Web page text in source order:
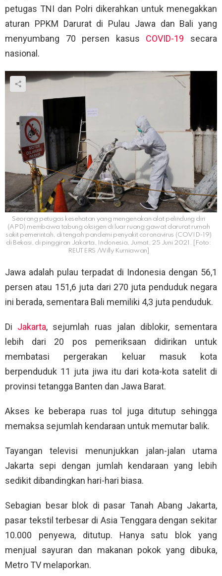
petugas TNI dan Polri dikerahkan untuk menegakkan
aturan PPKM Darurat di Pulau Jawa dan Bali yang
menyumbang 70 persen kasus COVID-19 secara
nasional.
Seorang petugas kesehatan yang mengenakan alat pelindung diri
(APD) membawa tabung oksigen di luar ruang gawat darurat rumah
sakit pemerintah, di tengah pandemi penyakit coronavirus (COVID-19)
di Bekasi, di pinggiran Jakarta, Indonesia, Jumat, 25 Juni 2021. [Foto:
REUTERS /Willy Kurniawan]
Jawa adalah pulau terpadat di Indonesia dengan 56,1
persen atau 151,6 juta dari 270 juta penduduk negara
ini berada, sementara Bali memiliki 4,3 juta penduduk.
Di Jakarta, sejumlah ruas jalan diblokir, sementara
lebih dari 20 pos pemeriksaan didirikan untuk
membatasi pergerakan keluar masuk kota
berpenduduk 11 juta jiwa itu dari kota-kota satelit di
provinsi tetangga Banten dan Jawa Barat.
Akses ke beberapa ruas tol juga ditutup sehingga
memaksa sejumlah kendaraan untuk memutar balik.
Tayangan televisi menunjukkan jalan-jalan utama
Jakarta sepi dengan jumlah kendaraan yang lebih
sedikit dibandingkan hari-hari biasa.
Sebagian besar blok di pasar Tanah Abang Jakarta,
pasar tekstil terbesar di Asia Tenggara dengan sekitar
10.000 penyewa, ditutup. Hanya satu blok yang
menjual sayuran dan makanan pokok yang dibuka,
Metro TV melaporkan.